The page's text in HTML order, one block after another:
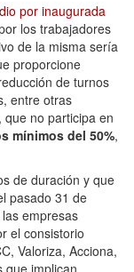
por inaugurada
los trabajadores
de la misma sería
proporcione
de turnos
entre otras
que no participa en
mínimos del 50%,
de duración y que
pasado 31 de
empresas
el consistorio
Valoriza, Acciona,
que implican